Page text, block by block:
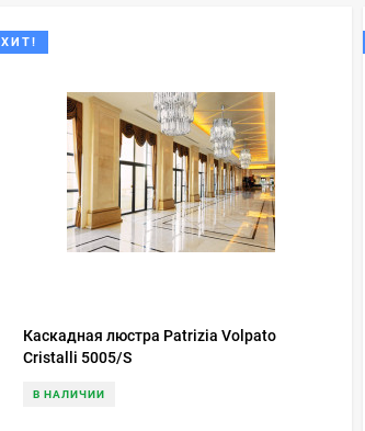
ХИТ!
Каскадная люстра Patrizia Volpato
Cristalli 5005/S
В НАЛИЧИИ